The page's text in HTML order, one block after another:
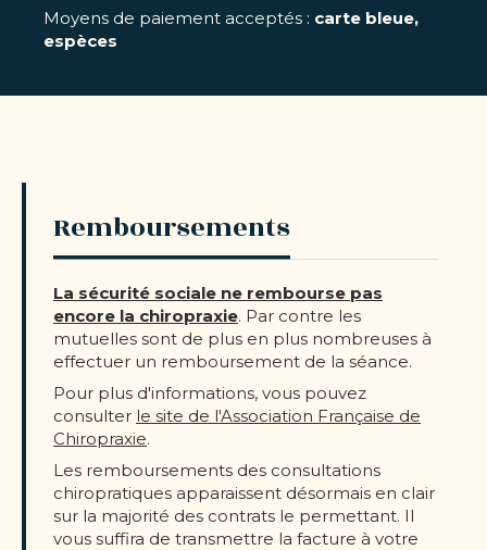
Moyens de paiement acceptés : carte bleue,
espèces
Remboursements
La sécurité sociale ne rembourse pas
encore la chiropraxie. Par contre les
mutuelles sont de plus en plus nombreuses à
effectuer un remboursement de la séance.
Pour plus d'informations, vous pouvez
consulter le site de l'Association Française de
Chiropraxie.
Les remboursements des consultations
chiropratiques apparaissent désormais en clair
sur la majorité des contrats le permettant. Il
vous suffira de transmettre la facture à votre